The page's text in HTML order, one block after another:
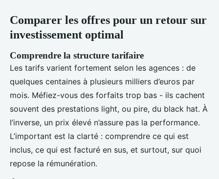
Comparer les offres pour un retour sur
investissement optimal
Comprendre la structure tarifaire
Les tarifs varient fortement selon les agences : de
quelques centaines à plusieurs milliers d’euros par
mois. Méfiez-vous des forfaits trop bas - ils cachent
souvent des prestations light, ou pire, du black hat. À
l’inverse, un prix élevé n’assure pas la performance.
L’important est la clarté : comprendre ce qui est
inclus, ce qui est facturé en sus, et surtout, sur quoi
repose la rémunération.